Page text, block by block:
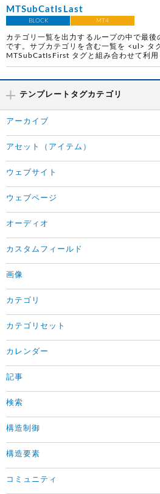
MTSubCatIsLast
BLOCK MT4
カテゴリ一覧を出力するループの中で最
です。サブカテゴリを含む一覧を <ul> タ
MTSubCatIsFirst タグと組み合わせて利用
テンプレートタグカテゴリ
アーカイブ
アセット（アイテム）
ウェブサイト
ウェブページ
オーディオ
カスタムフィールド
画像
カテゴリ
カテゴリセット
カレンダー
記事
検索
構造制御
構造要素
コミュニティ